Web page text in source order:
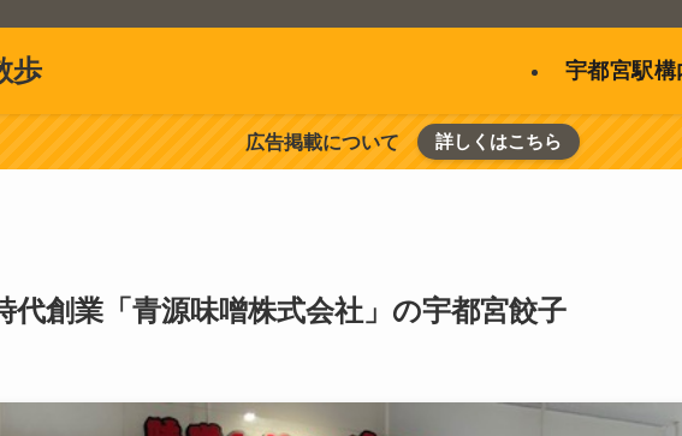
歩 宇都宮駅構
広告掲載について 詳しくはこちら
代創業「青源味噌株式会社」の宇都宮餃子